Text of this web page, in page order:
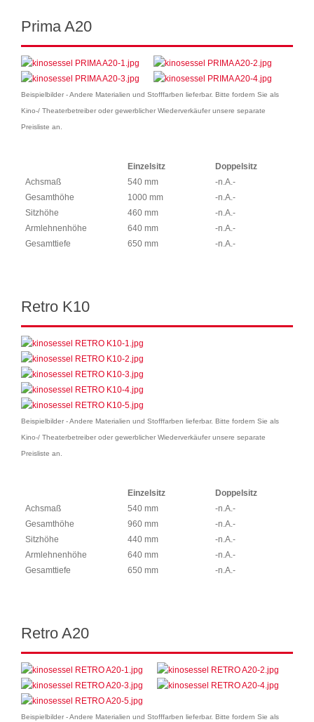
Prima A20
Beispielbilder - Andere Materialien und Stofffarben lieferbar. Bitte fordern Sie als
Kino-/ Theaterbetreiber oder gewerblicher Wiederverkäufer unsere separate
Preisliste an.
Einzelsitz
Doppelsitz
Achsmaß
540 mm
-n.A.-
Gesamthöhe
1000 mm
-n.A.-
Sitzhöhe
460 mm
-n.A.-
Armlehnenhöhe
640 mm
-n.A.-
Gesamttiefe
650 mm -n.A.-
Retro K10
Beispielbilder - Andere Materialien und Stofffarben lieferbar. Bitte fordern Sie als
Kino-/ Theaterbetreiber oder gewerblicher Wiederverkäufer unsere separate
Preisliste an.
Einzelsitz
Doppelsitz
Achsmaß
540 mm
-n.A.-
Gesamthöhe
960 mm
-n.A.-
Sitzhöhe
440 mm
-n.A.-
Armlehnenhöhe
640 mm
-n.A.-
Gesamttiefe
650 mm -n.A.-
Retro A20
Beispielbilder - Andere Materialien und Stofffarben lieferbar. Bitte fordern Sie als